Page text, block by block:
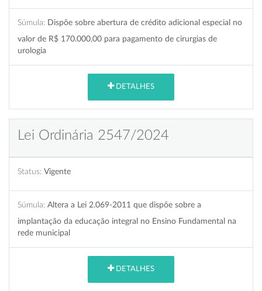
Súmula: Dispõe sobre abertura de crédito adicional especial no
valor de R$ 170.000,00 para pagamento de cirurgias de
urologia
DETALHES
Lei Ordinária 2547/2024
Status: Vigente
Súmula: Altera a Lei 2.069-2011 que dispõe sobre a
implantação da educação integral no Ensino Fundamental na
rede municipal
DETALHES